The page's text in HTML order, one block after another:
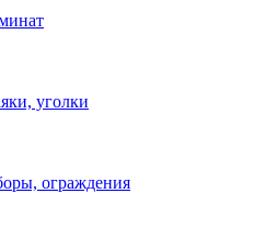
уголки
ограждения